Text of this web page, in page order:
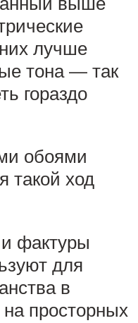
лучше
тона — так
гораздо
обоями
такой ход
фактуры
для
в
на просторных